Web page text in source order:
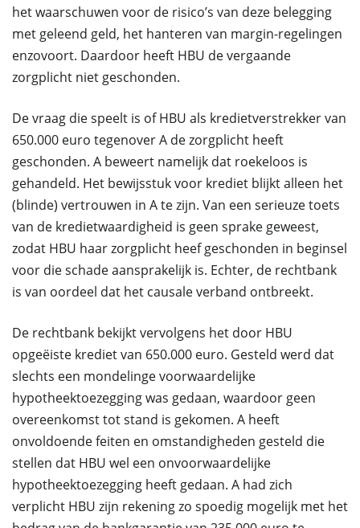
het waarschuwen voor de risico’s van deze belegging
met geleend geld, het hanteren van margin-regelingen
enzovoort. Daardoor heeft HBU de vergaande
zorgplicht niet geschonden.
De vraag die speelt is of HBU als kredietverstrekker van
650.000 euro tegenover A de zorgplicht heeft
geschonden. A beweert namelijk dat roekeloos is
gehandeld. Het bewijsstuk voor krediet blijkt alleen het
(blinde) vertrouwen in A te zijn. Van een serieuze toets
van de kredietwaardigheid is geen sprake geweest,
zodat HBU haar zorgplicht heef geschonden in beginsel
voor die schade aansprakelijk is. Echter, de rechtbank
is van oordeel dat het causale verband ontbreekt.
De rechtbank bekijkt vervolgens het door HBU
opgeëiste krediet van 650.000 euro. Gesteld werd dat
slechts een mondelinge voorwaardelijke
hypotheektoezegging was gedaan, waardoor geen
overeenkomst tot stand is gekomen. A heeft
onvoldoende feiten en omstandigheden gesteld die
stellen dat HBU wel een onvoorwaardelijke
hypotheektoezegging heeft gedaan. A had zich
verplicht HBU zijn rekening zo spoedig mogelijk met het